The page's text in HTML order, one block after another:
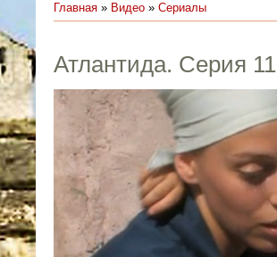
Главная » Видео » Сериалы
Атлантида. Серия 11